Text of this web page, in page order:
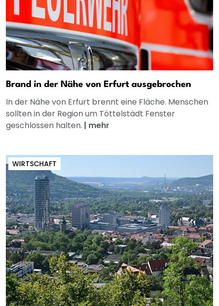
Brand in der Nähe von Erfurt ausgebrochen
In der Nähe von Erfurt brennt eine Fläche. Menschen
sollten in der Region um Töttelstädt Fenster
geschlossen halten. | mehr
WIRTSCHAFT